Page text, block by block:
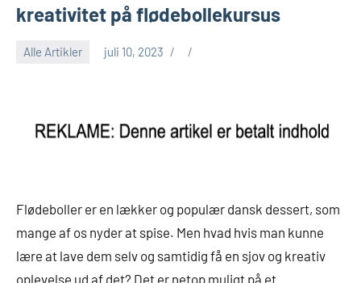
kreativitet på flødebollekursus
Alle Artikler juli 10, 2023
Flødeboller er en lækker og populær dansk dessert, som
mange af os nyder at spise. Men hvad hvis man kunne
lære at lave dem selv og samtidig få en sjov og kreativ
oplevelse ud af det? Det er netop muligt på et